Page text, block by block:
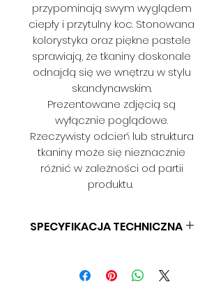
przypominają swym wyglądem
ciepły i przytulny koc. Stonowana
kolorystyka oraz piękne pastele
sprawiają, że tkaniny doskonale
odnajdą się we wnętrzu w stylu
skandynawskim.
Prezentowane zdjęcią są
wyłącznie poglądowe.
Rzeczywisty odcień lub struktura
tkaniny może się nieznacznie
różnić w zależności od partii
produktu.
SPECYFIKACJA TECHNICZNA
GRAMATURA: 532 G/MB